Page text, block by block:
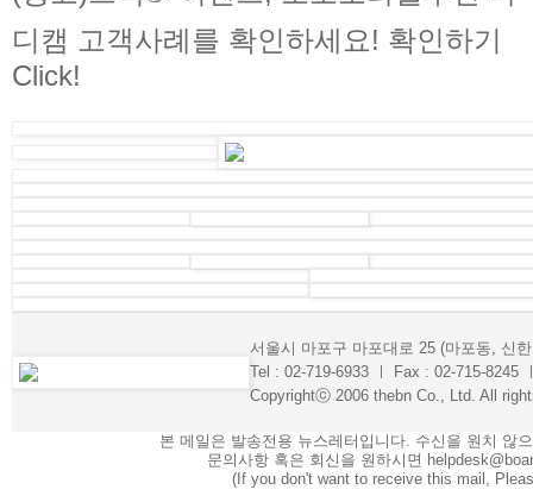
디캠 고객사례를 확인하세요! 확인하기
Click!
서울시 마포구 마포대로 25 (마포동, 신
Tel : 02-719-6933 ㅣ Fax : 02-715-8245
Copyrightⓒ 2006 thebn Co., Ltd. All
본 메일은 발송전용 뉴스레터입니다. 수신을 원치 않
문의사항 혹은 회신을 원하시면
(If you don't want to receive this mail,